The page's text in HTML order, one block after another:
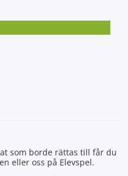
som borde rättas till får du
eller oss på Elevspel.